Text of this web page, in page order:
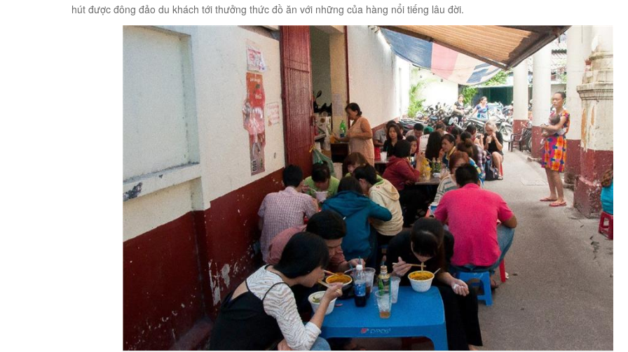
hút được đông đảo du khách tới thưởng thức đồ ăn với những của hàng nổi tiếng lâu đời.